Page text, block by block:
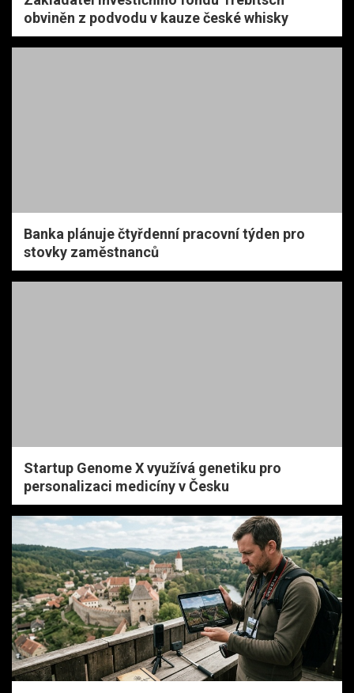
obviněn z podvodu v kauze české whisky
Banka plánuje čtyřdenní pracovní týden pro
stovky zaměstnanců
Startup Genome X využívá genetiku pro
personalizaci medicíny v Česku